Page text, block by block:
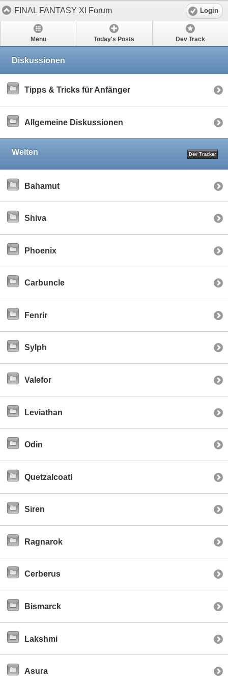
FINAL FANTASY XI Forum Login
Menu Today's Posts Dev Track
Diskussionen
Tipps & Tricks für Anfänger
Allgemeine Diskussionen
Welten Dev Tracker
Bahamut
Shiva
Phoenix
Carbuncle
Fenrir
Sylph
Valefor
Leviathan
Odin
Quetzalcoatl
Siren
Ragnarok
Cerberus
Bismarck
Lakshmi
Asura